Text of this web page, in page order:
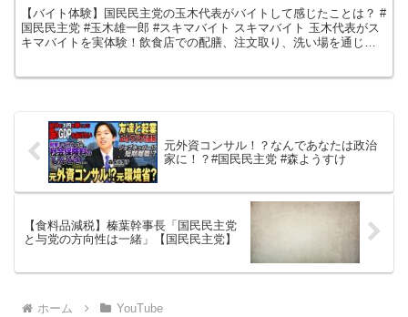
マバイト スキマバイト
【バイト体験】国民民主党の玉木代表がバイトして感じたことは？ #
国民民主党 #玉木雄一郎 #スキマバイト スキマバイト 玉木代表がス
キマバイトを実体験！飲食店での配膳、注文取り、洗い場を通じて
元外資コンサル！？なんであなたは政治
家に！？#国民民主党 #森ようすけ
【食料品減税】榛葉幹事長「国民民主党
と与党の方向性は一緒」【国民民主党】
ホーム YouTube